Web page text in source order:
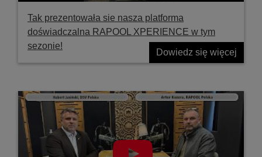
Tak prezentowała sie nasza platforma
doświadczalna RAPOOL XPERIENCE w tym
sezonie!
Dowiedz się więcej